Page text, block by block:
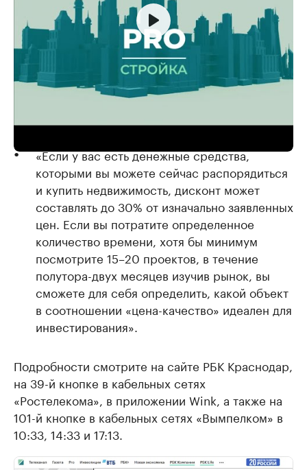
выждать? || PROЦифра
«Если у вас есть денежные средства,
которыми вы можете сейчас распорядиться
и купить недвижимость, дисконт может
составлять до 30% от изначально заявленных
цен. Если вы потратите определенное
количество времени, хотя бы минимум
посмотрите 15–20 проектов, в течение
полутора-двух месяцев изучив рынок, вы
сможете для себя определить, какой объект
в соотношении «цена-качество» идеален для
инвестирования».
Подробности смотрите на сайте РБК Краснодар,
на 39-й кнопке в кабельных сетях
«Ростелекома», в приложении Wink, а также на
101-й кнопке в кабельных сетях «Вымпелком» в
10:33, 14:33 и 17:13.